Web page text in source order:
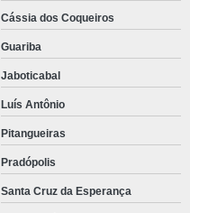
Cássia dos Coqueiros
Guariba
Jaboticabal
Luís Antônio
Pitangueiras
Pradópolis
Santa Cruz da Esperança